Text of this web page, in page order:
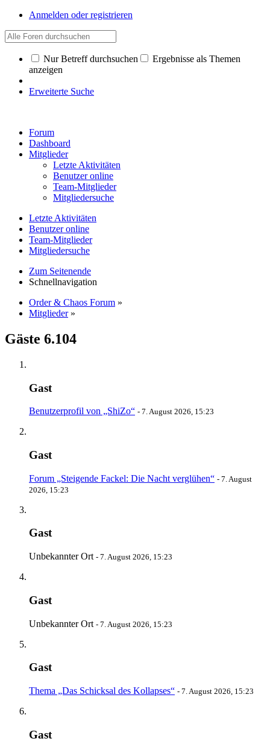
Anmelden oder registrieren
Nur Betreff durchsuchen
Ergebnisse als Themen
anzeigen
Erweiterte Suche
Forum
Dashboard
Mitglieder
Letzte Aktivitäten
Benutzer online
Team-Mitglieder
Mitgliedersuche
Letzte Aktivitäten
Benutzer online
Team-Mitglieder
Mitgliedersuche
Zum Seitenende
Schnellnavigation
Order & Chaos Forum »
Mitglieder »
Gäste 6.104
Gast
Benutzerprofil von „ShiZo“ - 7. August 2026, 15:23
Gast
Forum „Steigende Fackel: Die Nacht verglühen“ - 7. August
2026, 15:23
Gast
Unbekannter Ort - 7. August 2026, 15:23
Gast
Unbekannter Ort - 7. August 2026, 15:23
Gast
Thema „Das Schicksal des Kollapses“ - 7. August 2026, 15:23
Gast